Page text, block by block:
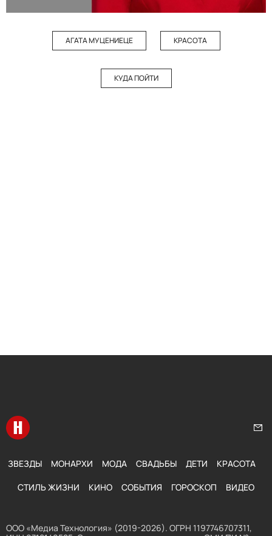
АГАТА МУЦЕНИЕЦЕ КРАСОТА
КУДА ПОЙТИ
Перейти на главную
ЗВЕЗДЫ МОНАРХИ МОДА СВАДЬБЫ ДЕТИ КРАСОТА
СТИЛЬ ЖИЗНИ КИНО СОБЫТИЯ ГОРОСКОП ВИДЕО
ООО «Медиа Технология» (2019-2026). ОГРН 1197746707311,